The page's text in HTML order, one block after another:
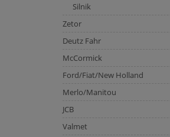
Silnik
Zetor
Deutz Fahr
McCormick
Ford/Fiat/New Holland
Merlo/Manitou
JCB
Valmet